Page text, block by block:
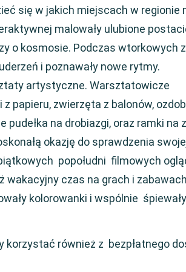
się w jakich miejscach w regionie
malowały ulubione
o kosmosie. Podczas wtorkowych
i poznawały nowe rytmy.
artystyczne. Warsztatowicze
papieru, zwierzęta z balonów,
pudełka na drobiazgi, oraz ramki na
okazję do sprawdzenia
popołudni filmowych
wakacyjny czas na grach i
kolorowanki i wspólnie śpiewały
korzystać również z bezpłatnego